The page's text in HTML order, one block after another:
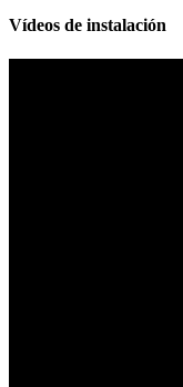
Vídeos de instalación